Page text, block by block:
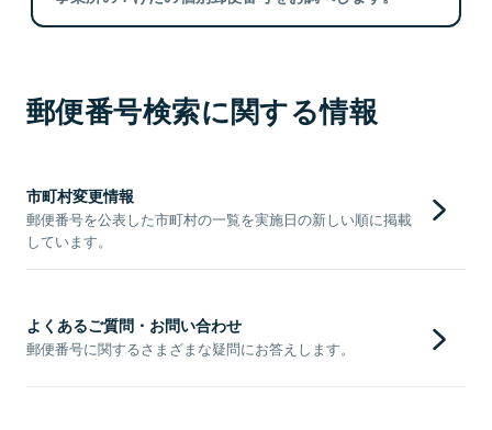
郵便番号検索に関する情報
市町村変更情報
郵便番号を公表した市町村の一覧を実施日の新しい順に掲載
しています。
よくあるご質問・お問い合わせ
郵便番号に関するさまざまな疑問にお答えします。